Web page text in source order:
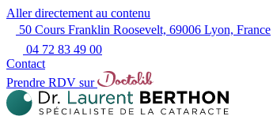
Aller directement au contenu
50 Cours Franklin Roosevelt, 69006 Lyon, France
04 72 83 49 00
Contact
Prendre RDV sur